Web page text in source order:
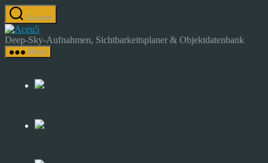
Zum
Inhalt
springen
Suchen
Astrocamp
–
Astrofotografie
Sky-
Deep-Sky-Aufnahmen, Sichtbarkeitsplaner & Objektdatenbank
Menü